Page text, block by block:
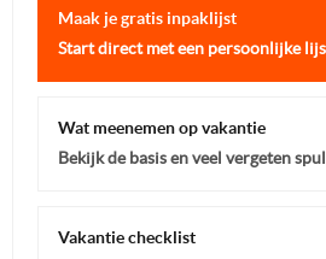
Maak je gratis inpaklijst
Start direct met een persoonlijke
Wat meenemen op vakantie
Bekijk de basis en veel vergeten
Vakantie checklist